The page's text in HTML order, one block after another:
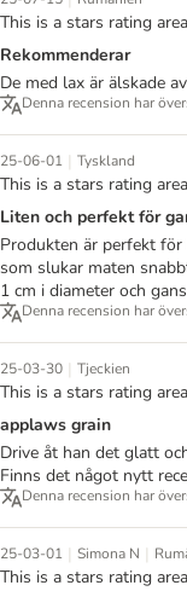
This is a stars rating
Rekommenderar
De med lax är älskade
Denna recension har
25-06-01 | Tyskland
This is a stars rating
Liten och perfekt för
Produkten är perfekt
som slukar maten
1 cm i diameter och
Denna recension har
25-03-30 | Tjeckien
This is a stars rating
applaws grain
Drive åt han det glatt
Finns det något nytt
Denna recension har
25-03-01 | Simona N |
This is a stars rating